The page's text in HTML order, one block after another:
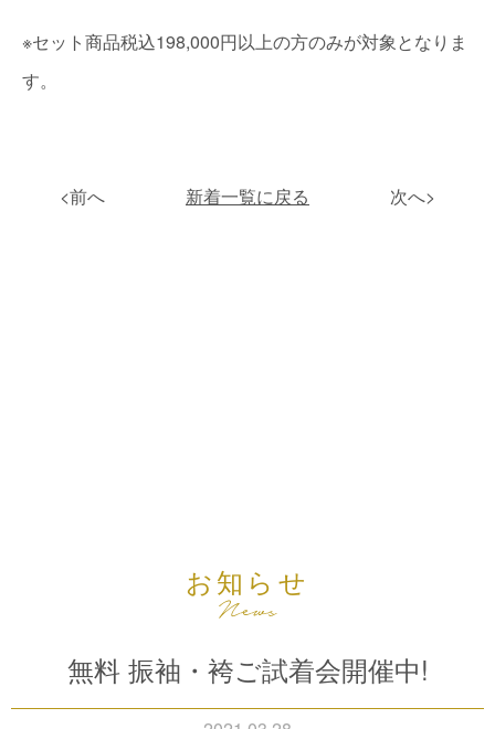
※セット商品税込198,000円以上の方のみが対象となりま
す。
<前へ 新着一覧に戻る 次へ>
お知らせ
無料 振袖・袴ご試着会開催中!